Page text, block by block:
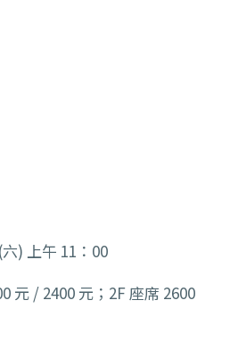
) 上午 11：00
元 / 2400 元；2F 座席 2600